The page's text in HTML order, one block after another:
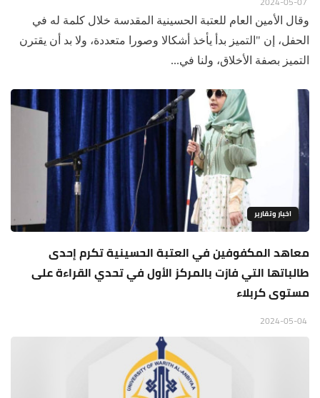
وقال الأمين العام للعتبة الحسينية المقدسة خلال كلمة له في
الحفل، إن "التميز بدأ يأخذ أشكالا وصورا متعددة، ولا بد أن يقترن
التميز بصفة الأخلاق، ولنا في...
اخبار وتقارير
معاهد المكفوفين في العتبة الحسينية تكرم إحدى
طالباتها التي فازت بالمركز الأول في تحدي القراءة على
مستوى كربلاء